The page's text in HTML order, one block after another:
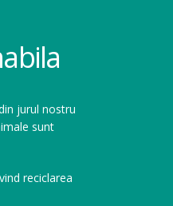
jurul nostru
sunt
reciclarea